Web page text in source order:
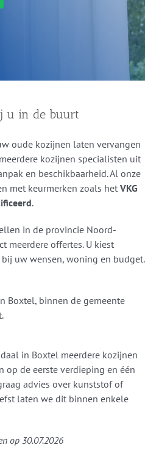
u in de buurt
oude kozijnen laten vervangen
kozijnen specialisten uit
en beschikbaarheid. Al onze
met keurmerken zoals het VKG
.
in de provincie Noord-
meerdere offertes. U kiest
uw wensen, woning en budget.
Boxtel, binnen de gemeente
in Boxtel meerdere kozijnen
op de eerste verdieping en één
advies over kunststof of
laten we dit binnen enkele
op 30.07.2026